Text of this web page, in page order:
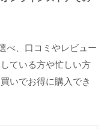
べ、口コミやレビュー
ている方や忙しい方
いでお得に購入でき